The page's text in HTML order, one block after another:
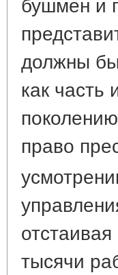
должны
как часть
право
тысячи